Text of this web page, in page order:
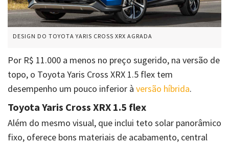
DESIGN DO TOYOTA YARIS CROSS XRX AGRADA
Por R$ 11.000 a menos no preço sugerido, na versão de
topo, o Toyota Yaris Cross XRX 1.5 flex tem
desempenho um pouco inferior à versão híbrida.
Toyota Yaris Cross XRX 1.5 flex
Além do mesmo visual, que inclui teto solar panorâmico
fixo, oferece bons materiais de acabamento, central